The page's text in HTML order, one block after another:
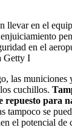
llevar en el
en el
Getty I
las municiones
cuchillos.
repuesto para
tampoco se
el potencial de